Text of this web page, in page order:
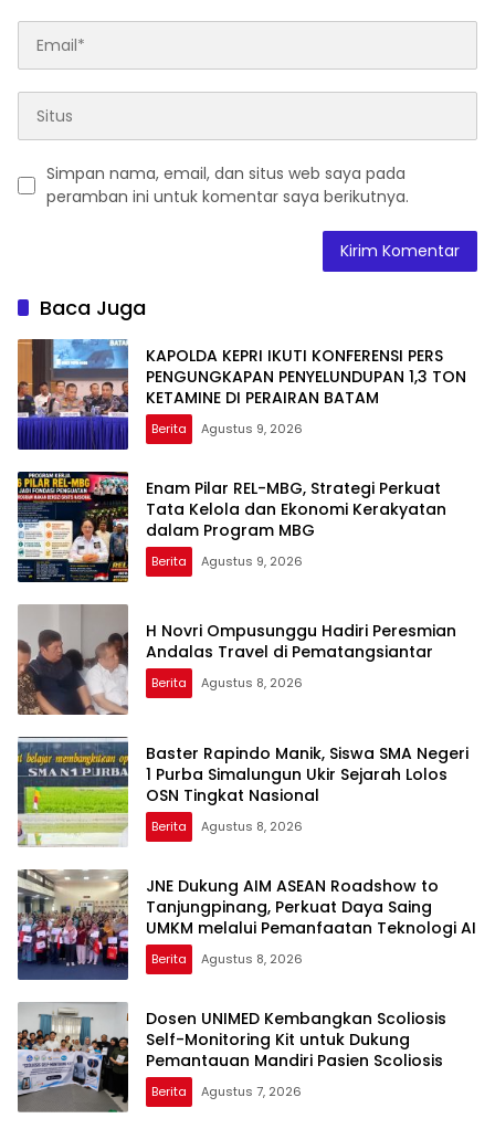
Simpan nama, email, dan situs web saya pada
peramban ini untuk komentar saya berikutnya.
Baca Juga
KAPOLDA KEPRI IKUTI KONFERENSI PERS
PENGUNGKAPAN PENYELUNDUPAN 1,3 TON
KETAMINE DI PERAIRAN BATAM
Berita Agustus 9, 2026
Enam Pilar REL-MBG, Strategi Perkuat
Tata Kelola dan Ekonomi Kerakyatan
dalam Program MBG
Berita Agustus 9, 2026
H Novri Ompusunggu Hadiri Peresmian
Andalas Travel di Pematangsiantar
Berita Agustus 8, 2026
Baster Rapindo Manik, Siswa SMA Negeri
1 Purba Simalungun Ukir Sejarah Lolos
OSN Tingkat Nasional
Berita Agustus 8, 2026
JNE Dukung AIM ASEAN Roadshow to
Tanjungpinang, Perkuat Daya Saing
UMKM melalui Pemanfaatan Teknologi AI
Berita Agustus 8, 2026
Dosen UNIMED Kembangkan Scoliosis
Self-Monitoring Kit untuk Dukung
Pemantauan Mandiri Pasien Scoliosis
Berita Agustus 7, 2026